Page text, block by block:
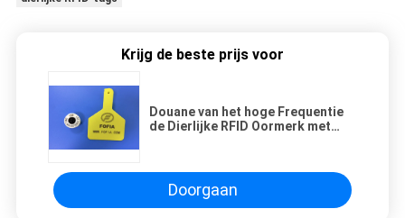
Krijg de beste prijs voor
Douane van het hoge Frequentie
de Dierlijke RFID Oormerk met
Doorgaan